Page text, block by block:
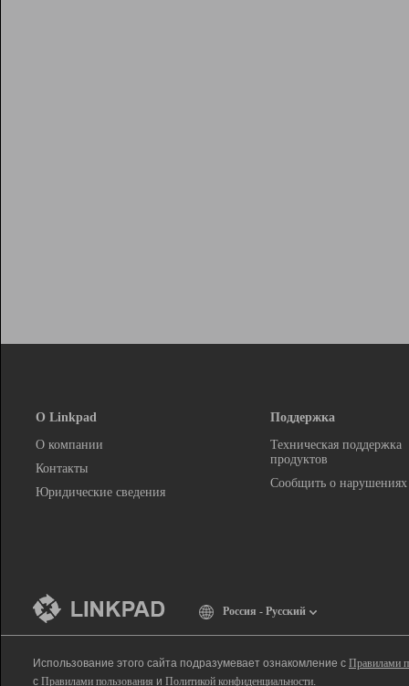
О Linkpad
О компании
Контакты
Юридические сведения
Поддержка
Техническая поддержка
продуктов
Сообщить о нарушениях
Россия - Русский
Использование этого сайта подразумевает ознакомление с Правилами
с Правилами пользования и Политикой конфиденциальности.